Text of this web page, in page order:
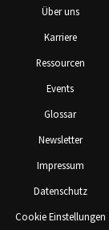
Über uns
Karriere
Ressourcen
Events
Glossar
Newsletter
Impressum
Datenschutz
Cookie Einstellungen